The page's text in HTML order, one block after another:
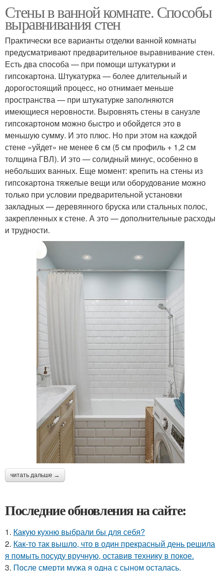
Стены в ванной комнате. Способы
выравнивания стен
Практически все варианты отделки ванной комнаты
предусматривают предварительное выравнивание стен.
Есть два способа — при помощи штукатурки и
гипсокартона. Штукатурка — более длительный и
дорогостоящий процесс, но отнимает меньше
пространства — при штукатурке заполняются
имеющиеся неровности. Выровнять стены в санузле
гипсокартоном можно быстро и обойдется это в
меньшую сумму. И это плюс. Но при этом на каждой
стене «уйдет» не менее 6 см (5 см профиль + 1,2 см
толщина ГВЛ). И это — солидный минус, особенно в
небольших ванных. Еще момент: крепить на стены из
гипсокартона тяжелые вещи или оборудование можно
только при условии предварительной установки
закладных — деревянного бруска или стальных полос,
закрепленных к стене. А это — дополнительные расходы
и трудности.
читать дальше →
Последние обновления на сайте:
1. Какую кухню выбрали бы для себя?
2. Как-то так вышло, что в один прекрасный день решила
я помыть посуду вручную, оставив технику в покое.
3. После смерти мужа я одна с сыном осталась.